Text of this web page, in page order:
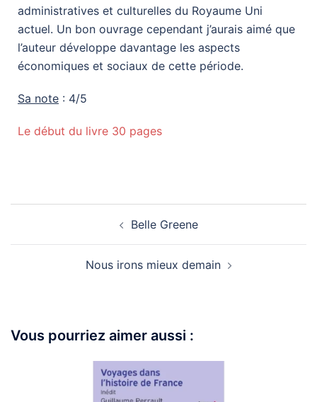
administratives et culturelles du Royaume Uni
actuel. Un bon ouvrage cependant j’aurais aimé que
l’auteur développe davantage les aspects
économiques et sociaux de cette période.
Sa note : 4/5
Le début du livre 30 pages
Belle Greene
Nous irons mieux demain
Vous pourriez aimer aussi :